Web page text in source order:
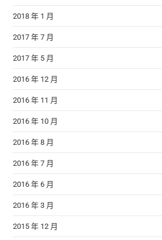
2018 年 1 月
2017 年 7 月
2017 年 5 月
2016 年 12 月
2016 年 11 月
2016 年 10 月
2016 年 8 月
2016 年 7 月
2016 年 6 月
2016 年 3 月
2015 年 12 月